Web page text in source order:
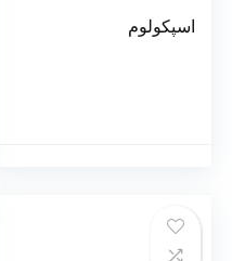
اسپکولوم